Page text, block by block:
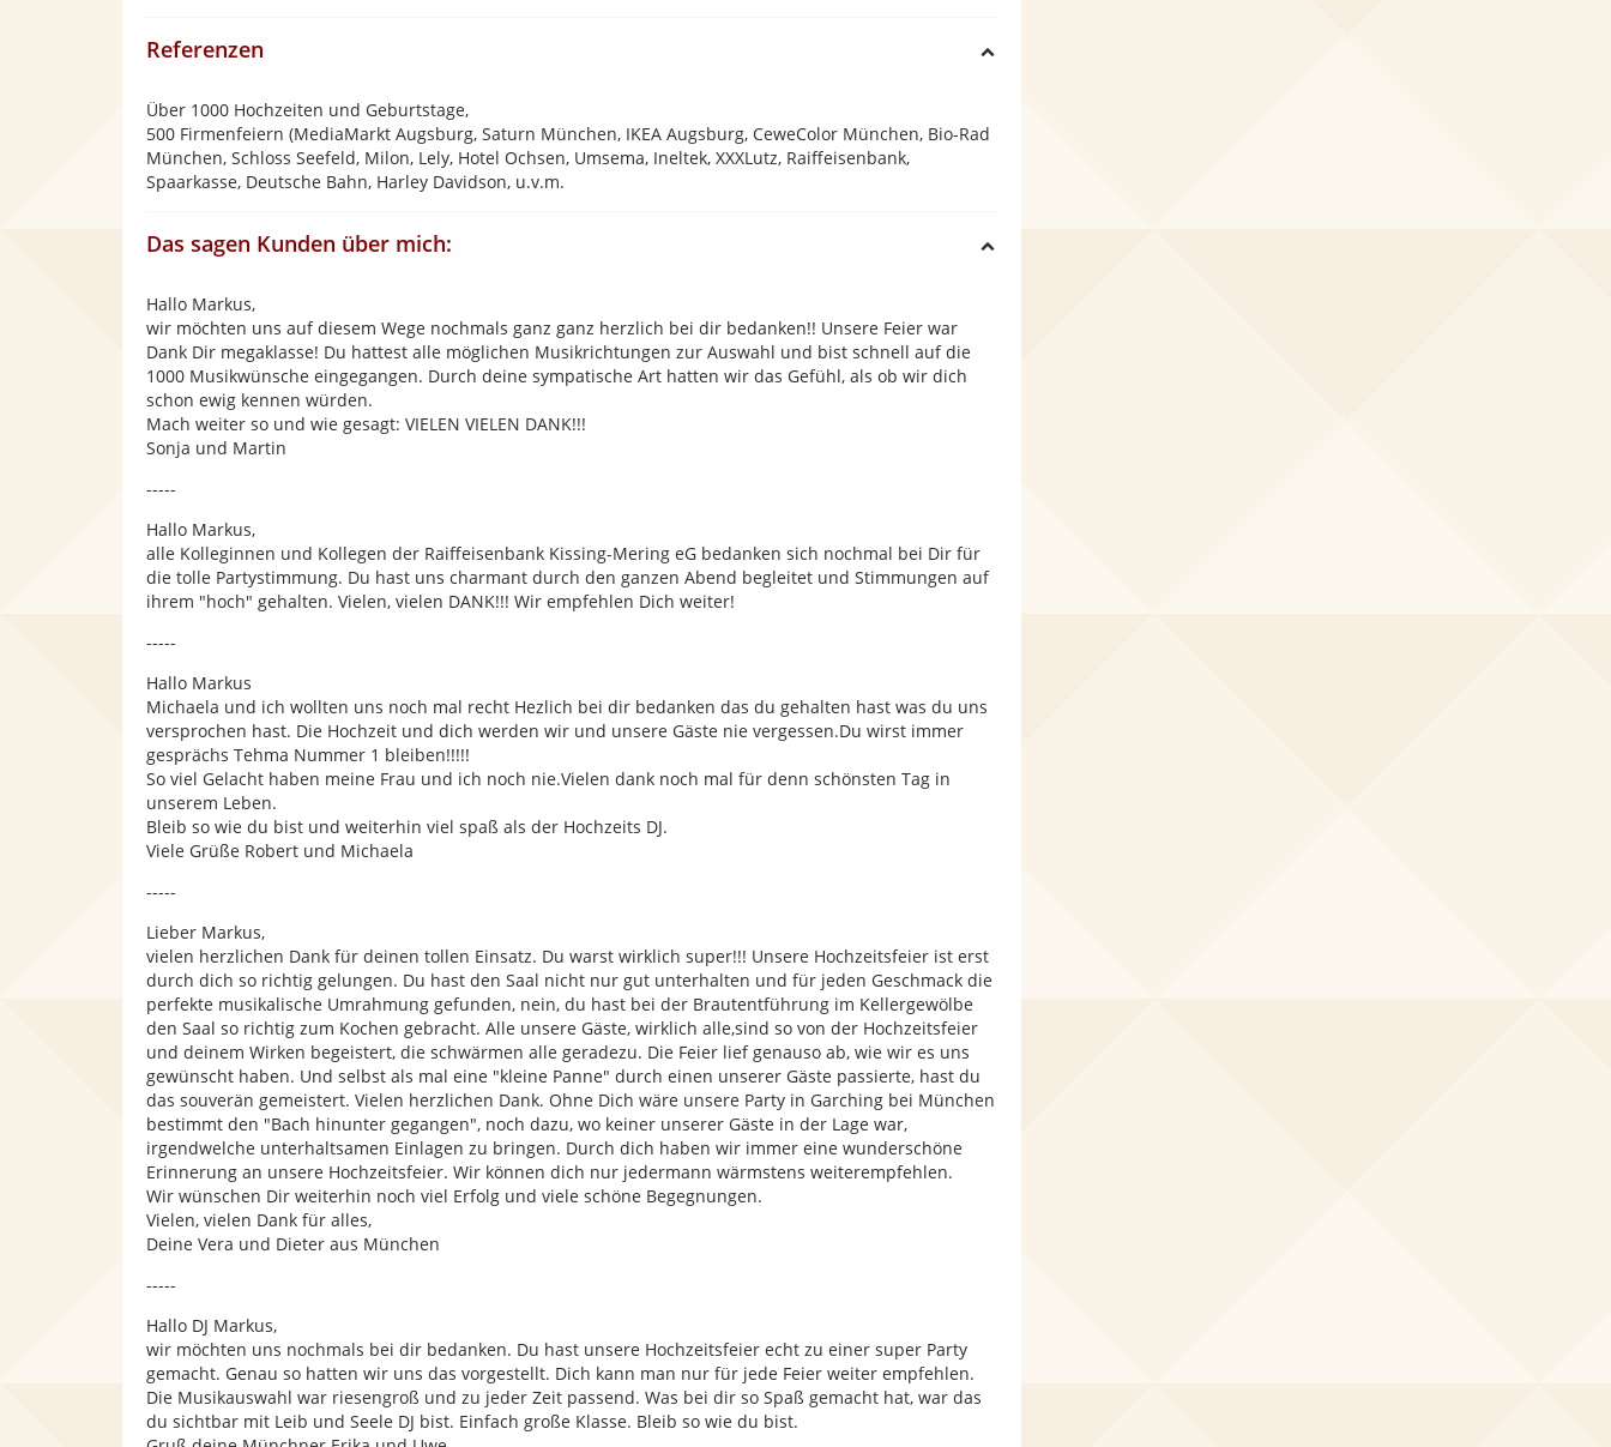
Referenzen
Über 1000 Hochzeiten und Geburtstage,
500 Firmenfeiern (MediaMarkt Augsburg, Saturn München, IKEA Augsburg, CeweColor München, Bio-Rad
München, Schloss Seefeld, Milon, Lely, Hotel Ochsen, Umsema, Ineltek, XXXLutz, Raiffeisenbank,
Spaarkasse, Deutsche Bahn, Harley Davidson, u.v.m.
Das sagen Kunden über mich:
Hallo Markus,
wir möchten uns auf diesem Wege nochmals ganz ganz herzlich bei dir bedanken!! Unsere Feier war
Dank Dir megaklasse! Du hattest alle möglichen Musikrichtungen zur Auswahl und bist schnell auf die
1000 Musikwünsche eingegangen. Durch deine sympatische Art hatten wir das Gefühl, als ob wir dich
schon ewig kennen würden.
Mach weiter so und wie gesagt: VIELEN VIELEN DANK!!!
Sonja und Martin
-----
Hallo Markus,
alle Kolleginnen und Kollegen der Raiffeisenbank Kissing-Mering eG bedanken sich nochmal bei Dir für
die tolle Partystimmung. Du hast uns charmant durch den ganzen Abend begleitet und Stimmungen auf
ihrem "hoch" gehalten. Vielen, vielen DANK!!! Wir empfehlen Dich weiter!
-----
Hallo Markus
Michaela und ich wollten uns noch mal recht Hezlich bei dir bedanken das du gehalten hast was du uns
versprochen hast. Die Hochzeit und dich werden wir und unsere Gäste nie vergessen.Du wirst immer
gesprächs Tehma Nummer 1 bleiben!!!!!
So viel Gelacht haben meine Frau und ich noch nie.Vielen dank noch mal für denn schönsten Tag in
unserem Leben.
Bleib so wie du bist und weiterhin viel spaß als der Hochzeits DJ.
Viele Grüße Robert und Michaela
-----
Lieber Markus,
vielen herzlichen Dank für deinen tollen Einsatz. Du warst wirklich super!!! Unsere Hochzeitsfeier ist erst
durch dich so richtig gelungen. Du hast den Saal nicht nur gut unterhalten und für jeden Geschmack die
perfekte musikalische Umrahmung gefunden, nein, du hast bei der Brautentführung im Kellergewölbe
den Saal so richtig zum Kochen gebracht. Alle unsere Gäste, wirklich alle,sind so von der Hochzeitsfeier
und deinem Wirken begeistert, die schwärmen alle geradezu. Die Feier lief genauso ab, wie wir es uns
gewünscht haben. Und selbst als mal eine "kleine Panne" durch einen unserer Gäste passierte, hast du
das souverän gemeistert. Vielen herzlichen Dank. Ohne Dich wäre unsere Party in Garching bei München
bestimmt den "Bach hinunter gegangen", noch dazu, wo keiner unserer Gäste in der Lage war,
irgendwelche unterhaltsamen Einlagen zu bringen. Durch dich haben wir immer eine wunderschöne
Erinnerung an unsere Hochzeitsfeier. Wir können dich nur jedermann wärmstens weiterempfehlen.
Wir wünschen Dir weiterhin noch viel Erfolg und viele schöne Begegnungen.
Vielen, vielen Dank für alles,
Deine Vera und Dieter aus München
-----
Hallo DJ Markus,
wir möchten uns nochmals bei dir bedanken. Du hast unsere Hochzeitsfeier echt zu einer super Party
gemacht. Genau so hatten wir uns das vorgestellt. Dich kann man nur für jede Feier weiter empfehlen.
Die Musikauswahl war riesengroß und zu jeder Zeit passend. Was bei dir so Spaß gemacht hat, war das
du sichtbar mit Leib und Seele DJ bist. Einfach große Klasse. Bleib so wie du bist.